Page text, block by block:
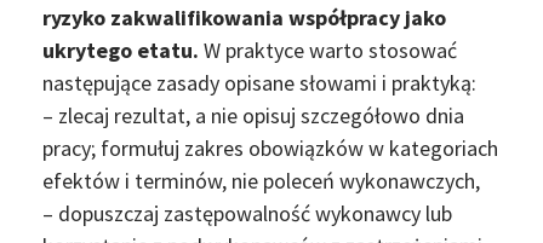
ryzyko zakwalifikowania współpracy jako
ukrytego etatu. W praktyce warto stosować
następujące zasady opisane słowami i praktyką:
– zlecaj rezultat, a nie opisuj szczegółowo dnia
pracy; formułuj zakres obowiązków w kategoriach
efektów i terminów, nie poleceń wykonawczych,
– dopuszczaj zastępowalność wykonawcy lub